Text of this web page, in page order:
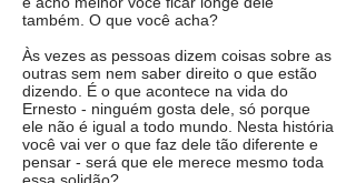
também. O que você acha?
Às vezes as pessoas dizem coisas sobre as
outras sem nem saber direito o que estão
dizendo. É o que acontece na vida do
Ernesto - ninguém gosta dele, só porque
ele não é igual a todo mundo. Nesta história
você vai ver o que faz dele tão diferente e
pensar - será que ele merece mesmo toda